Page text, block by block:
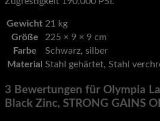
Gewicht 21 kg
Größe
225 × 9 × 9 cm
Farbe
Schwarz, silber
Material Stahl gehärtet, Stahl
3 Bewertungen für Olympia
Black Zinc, STRONG GAINS